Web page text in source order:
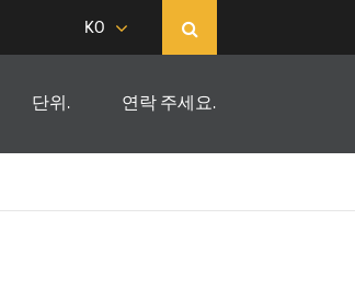
KO
단위. 연락 주세요.